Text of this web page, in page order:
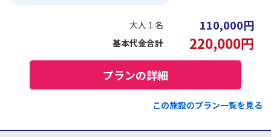
大人１名 110,000円
基本代金合計 220,000円
プランの詳細
この施設のプラン一覧を見る